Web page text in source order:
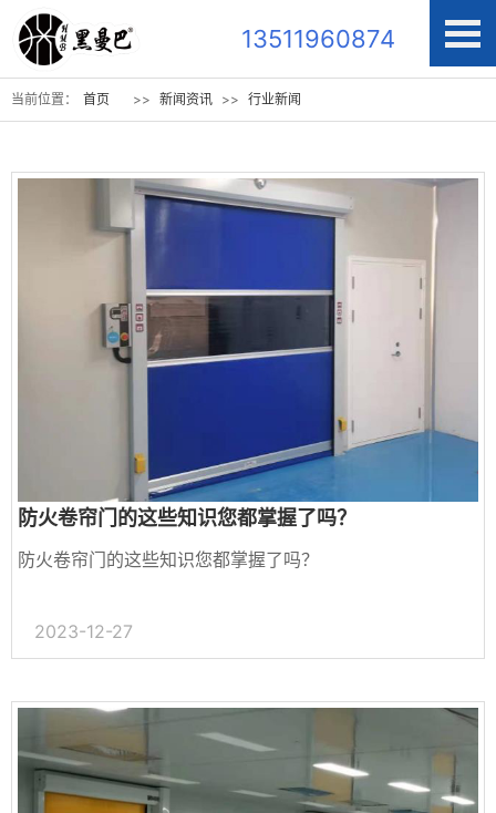
13511960874
当前位置： 首页 >> 新闻资讯 >> 行业新闻
防火卷帘门的这些知识您都掌握了吗？
防火卷帘门的这些知识您都掌握了吗？
1.1平均升降速度:3米/分钟。
1.2耐火时间:240分钟。
1.3漏...
2023-12-27